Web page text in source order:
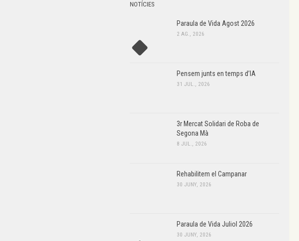
NOTÍCIES
Paraula de Vida Agost 2026
2 AG., 2026
Pensem junts en temps d’IA
31 JUL., 2026
3r Mercat Solidari de Roba de
Segona Mà
8 JUL., 2026
Rehabilitem el Campanar
30 JUNY, 2026
Paraula de Vida Juliol 2026
30 JUNY, 2026